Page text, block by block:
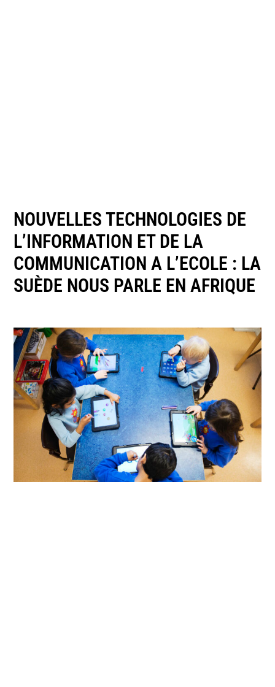
NOUVELLES TECHNOLOGIES DE
L’INFORMATION ET DE LA
COMMUNICATION A L’ECOLE : LA
SUÈDE NOUS PARLE EN AFRIQUE